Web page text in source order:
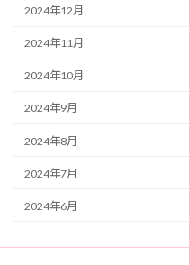
2024年12月
2024年11月
2024年10月
2024年9月
2024年8月
2024年7月
2024年6月